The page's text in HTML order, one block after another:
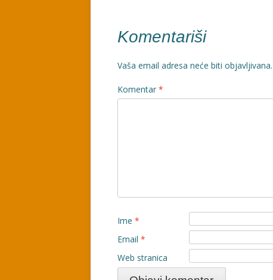
Komentariši
Vaša email adresa neće biti objavljivana.
Komentar*
Ime*
Email*
Web stranica